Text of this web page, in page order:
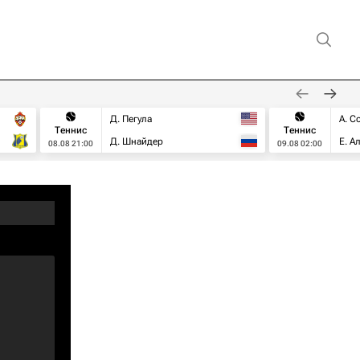
Теннис
08.08 21:00
Д. Пегула
Д. Шнайдер
Теннис
09.08 02:00
А.
Е.